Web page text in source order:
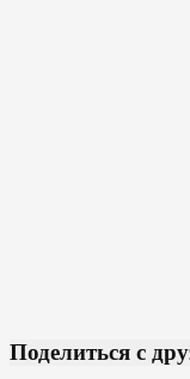
Поделиться с